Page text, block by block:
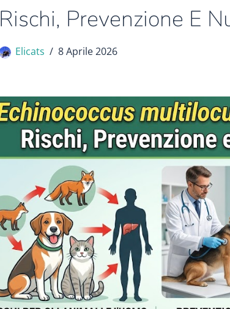
Rischi, Prevenzione E
Elicats 8 Aprile 2026